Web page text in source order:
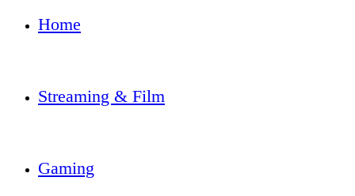
Home
Streaming & Film
Gaming